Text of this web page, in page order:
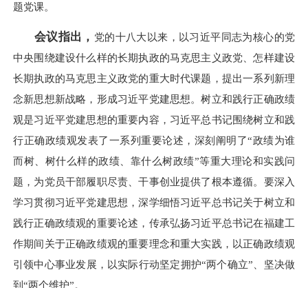
题党课。
会议指出， 党的十八大以来，以习近平同志为核心的党
中央围绕建设什么样的长期执政的马克思主义政党、怎样建设
长期执政的马克思主义政党的重大时代课题，提出一系列新理
念新思想新战略，形成习近平党建思想。树立和践行正确政绩
观是习近平党建思想的重要内容，习近平总书记围绕树立和践
行正确政绩观发表了一系列重要论述，深刻阐明了“政绩为谁
而树、树什么样的政绩、靠什么树政绩”等重大理论和实践问
题，为党员干部履职尽责、干事创业提供了根本遵循。要深入
学习贯彻习近平党建思想，深学细悟习近平总书记关于树立和
践行正确政绩观的重要论述，传承弘扬习近平总书记在福建工
作期间关于正确政绩观的重要理念和重大实践，以正确政绩观
引领中心事业发展，以实际行动坚定拥护“两个确立”、坚决做
到“两个维护”。